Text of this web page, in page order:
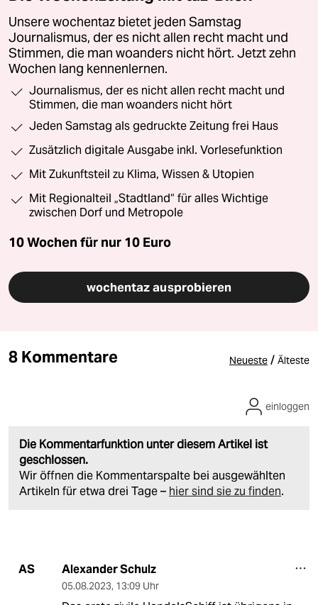
Unsere wochentaz bietet jeden Samstag
Journalismus, der es nicht allen recht macht und
Stimmen, die man woanders nicht hört. Jetzt zehn
Wochen lang kennenlernen.
Journalismus, der es nicht allen recht macht und
Stimmen, die man woanders nicht hört
Jeden Samstag als gedruckte Zeitung frei Haus
Zusätzlich digitale Ausgabe inkl. Vorlesefunktion
Mit Zukunftsteil zu Klima, Wissen & Utopien
Mit Regionalteil „Stadtland“ für alles Wichtige
zwischen Dorf und Metropole
10 Wochen für nur 10 Euro
wochentaz ausprobieren
8 Kommentare Neueste / Älteste
Die Kommentarfunktion unter diesem Artikel ist
geschlossen.
Wir öffnen die Kommentarspalte bei ausgewählten
Artikeln für etwa drei Tage – hier sind sie zu finden.
einloggen
AS Alexander Schulz
05.08.2023, 13:09 Uhr